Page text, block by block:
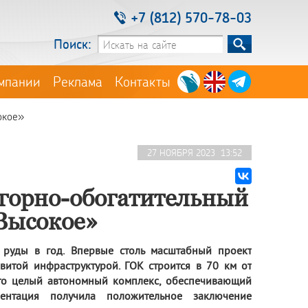
+7 (812) 570-78-03
Поиск:
Реклама Контакты
27 НОЯБРЯ 2023 13:52
обогатительный
в год. Впервые столь масштабный проект
инфраструктурой. ГОК строится в 70 км от
целый автономный комплекс, обеспечивающий
получила положительное заключение